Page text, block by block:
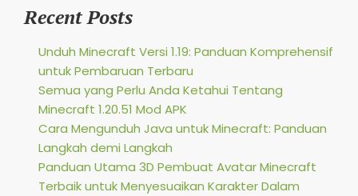
Recent Posts
Unduh Minecraft Versi 1.19: Panduan Komprehensif
untuk Pembaruan Terbaru
Semua yang Perlu Anda Ketahui Tentang
Minecraft 1.20.51 Mod APK
Cara Mengunduh Java untuk Minecraft: Panduan
Langkah demi Langkah
Panduan Utama 3D Pembuat Avatar Minecraft
Terbaik untuk Menyesuaikan Karakter Dalam